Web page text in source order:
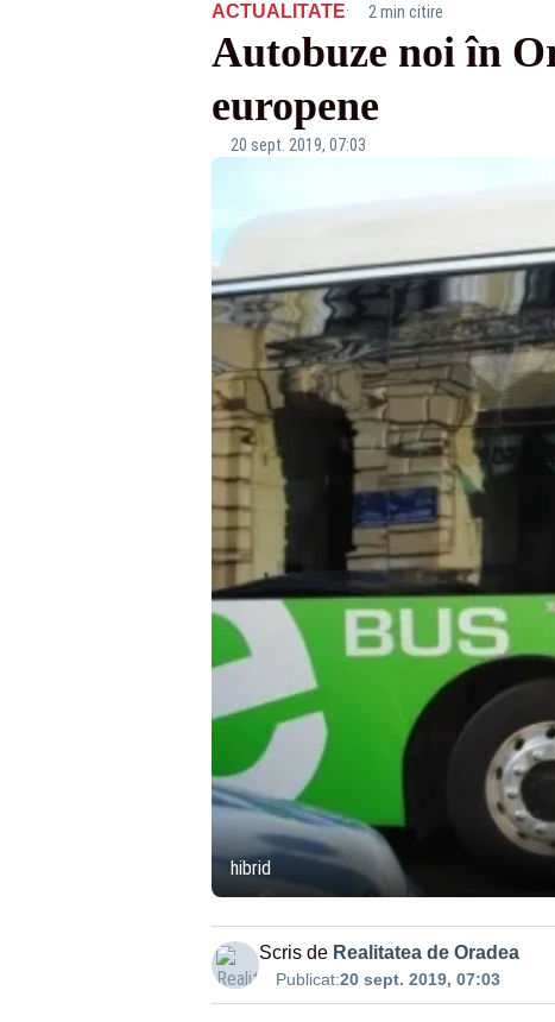
ACTUALITATE· 2 min citire
Autobuze noi în
europene
20 sept. 2019, 07:03
hibrid
Scris de Realitatea de Oradea
Publicat:20 sept. 2019, 07:03